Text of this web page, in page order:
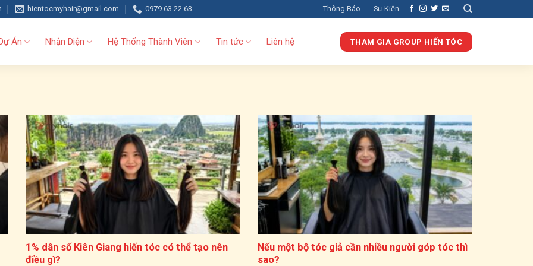
hientocmyhair@gmail.com 0979 63 22 63 Thông Báo Sự Kiện
Án Nhận Diện Hệ Thống Thành Viên Tin tức Liên hệ THAM GIA GROUP HIẾN TÓC
1% dân số Kiên Giang hiến tóc có thể tạo nên
điều gì?
Nếu một bộ tóc giả cần nhiều người góp tóc thì
sao?